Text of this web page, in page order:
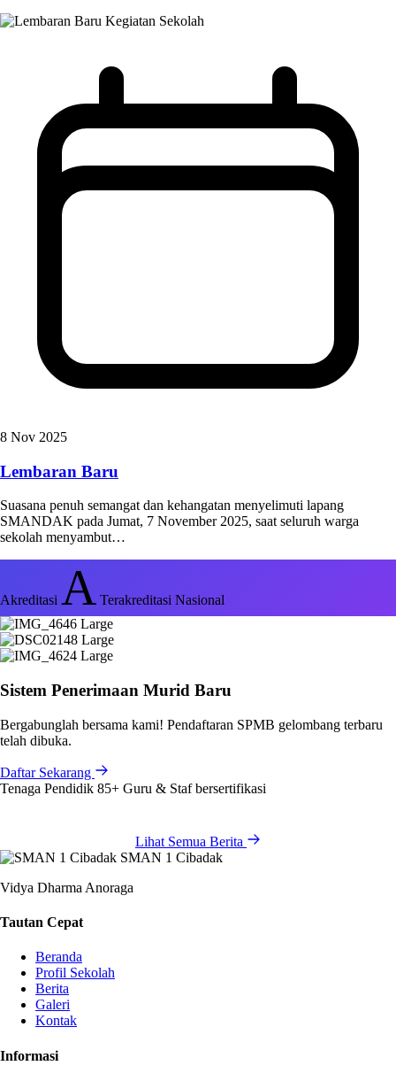
Kegiatan Sekolah
8 Nov 2025
Lembaran Baru
Suasana penuh semangat dan kehangatan menyelimuti lapang
SMANDAK pada Jumat, 7 November 2025, saat seluruh warga
sekolah menyambut…
Akreditasi A Terakreditasi Nasional
Sistem Penerimaan Murid Baru
Bergabunglah bersama kami! Pendaftaran SPMB gelombang terbaru
telah dibuka.
Daftar Sekarang
Tenaga Pendidik 85+ Guru & Staf bersertifikasi
Lihat Semua Berita
SMAN 1 Cibadak
Vidya Dharma Anoraga
Tautan Cepat
Beranda
Profil Sekolah
Berita
Galeri
Kontak
Informasi